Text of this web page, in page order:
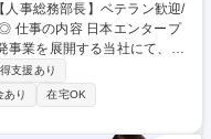
プ
事業を展開する当社にて、人
社運営をリードいただく方を
具体的には】人
・株主総会対応、社内規
支援あり
あり
在宅OK